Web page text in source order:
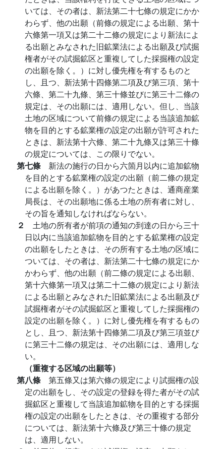
いては、その者は、新法第二十七條の規定にかか
わらず、他の出願（前條の規定による出願、第十
六條第一項又は第二十二條の規定により新法によ
る出願とみなされた旧鉱業法による出願及び試掘
権者がその試掘鉱区と重複してした採掘権の設定
の出願を除く。）に対し優先権を有するものと
し、且つ、新法第十四條第二項及び第三項、第十
六條、第二十九條、第三十條並びに第三十二條の
規定は、その出願には、適用しない。但し、当該
土地の区域について前條の規定による当該追加鉱
物を目的とする鉱業権の設定の出願が許可された
ときは、新法第十六條、第二十九條又は第三十條
の規定については、この限りでない。
第七條 新法の施行の日から六箇月以内に追加鉱物
を目的とする鉱業権の設定の出願（前二條の規定
による出願を除く。）があつたときは、通商産業
局長は、その出願地に係る土地の所有者に対し、
その旨を通知しなければならない。
２ 土地の所有者が前項の通知の到達の日から三十
日以内に当該追加鉱物を目的とする鉱業権の設定
の出願をしたときは、その所有する土地の区域に
ついては、その者は、新法第二十七條の規定にか
かわらず、他の出願（前二條の規定による出願、
第十六條第一項又は第二十二條の規定により新法
による出願とみなされた旧鉱業法による出願及び
試掘権者がその試掘鉱区と重複してした採掘権の
設定の出願を除く。）に対し優先権を有するもの
とし、且つ、新法第十四條第二項及び第三項並び
に第三十二條の規定は、その出願には、適用しな
い。
（重複する区域の出願等）
第八條 第五條又は第六條の規定により試掘権の設
定の出願をし、その設定の登録を得た者がその試
掘鉱区と重複して当該追加鉱物を目的とする採掘
権の設定の出願をしたときは、その重複する部分
については、新法第十六條及び第三十條の規定
は、適用しない。